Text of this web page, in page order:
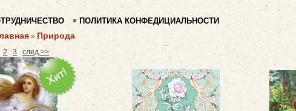
ПОЛИТИКА КОНФЕДИЦИАЛЬНОСТИ
» Природа
2 3 след >>